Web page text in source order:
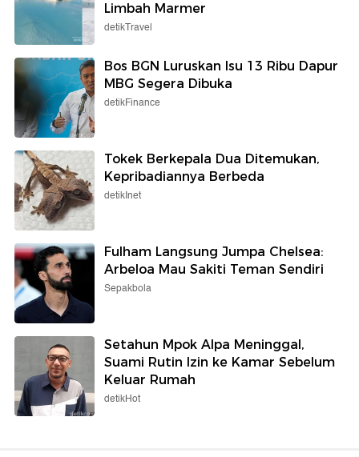
Limbah Marmer
detikTravel
Bos BGN Luruskan Isu 13 Ribu Dapur
MBG Segera Dibuka
detikFinance
Tokek Berkepala Dua Ditemukan,
Kepribadiannya Berbeda
detikInet
Fulham Langsung Jumpa Chelsea:
Arbeloa Mau Sakiti Teman Sendiri
Sepakbola
Setahun Mpok Alpa Meninggal,
Suami Rutin Izin ke Kamar Sebelum
Keluar Rumah
detikHot